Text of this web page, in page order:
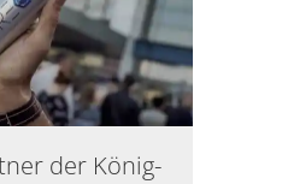
der König-